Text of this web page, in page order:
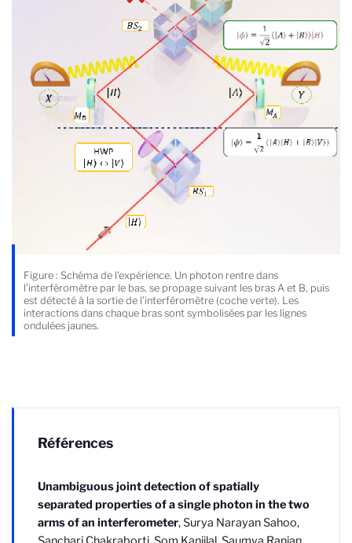
Figure : Schéma de l’expérience. Un photon rentre dans
l’interféromètre par le bas, se propage suivant les bras A et B, puis
est détecté à la sortie de l’interféromètre (coche verte). Les
interactions dans chaque bras sont symbolisées par les lignes
ondulées jaunes.
Références
Unambiguous joint detection of spatially
separated properties of a single photon in the two
arms of an interferometer,Surya Narayan Sahoo,